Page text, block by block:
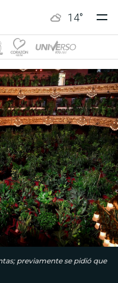
14°
previamente se pidió que